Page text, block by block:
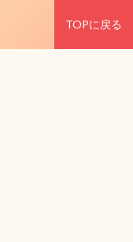
TOPに戻る